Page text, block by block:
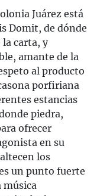
Juárez está
Domit, de dónde
la carta, y
amante de la
al producto
porfiriana
estancias
piedra,
ofrecer
en su
los
un punto fuerte
música